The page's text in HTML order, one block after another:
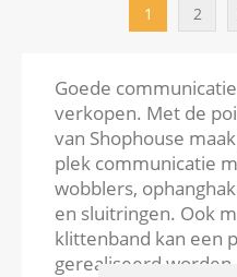
Goede
verkopen. Met de
van Shophouse
plek communicatie
wobblers,
en sluitringen. Ook
klittenband kan een
gerealiseerd worden.
1 2